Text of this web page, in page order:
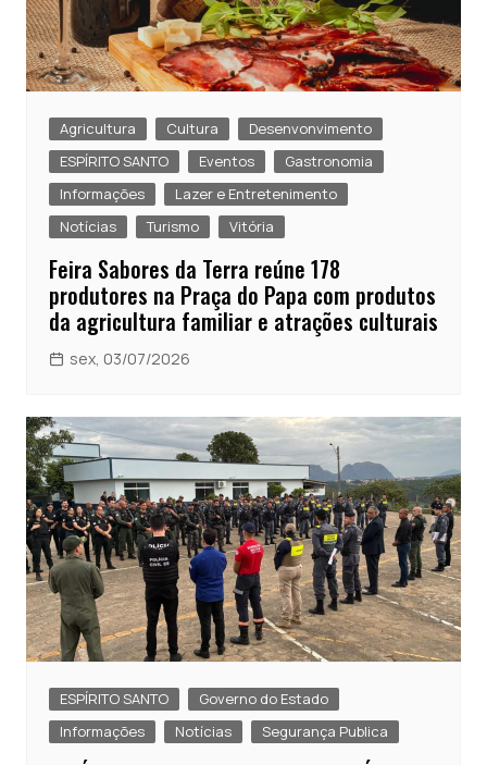
Agricultura Cultura
Desenvonvimento
ESPÍRITO SANTO
Eventos
Gastronomia
Informações
Lazer e Entretenimento
Notícias
Turismo Vitória
Feira Sabores da Terra reúne 178
produtores na Praça do Papa com produtos
da agricultura familiar e atrações culturais
sex, 03/07/2026
ESPÍRITO SANTO
Governo do Estado
Informações
Notícias Segurança Publica